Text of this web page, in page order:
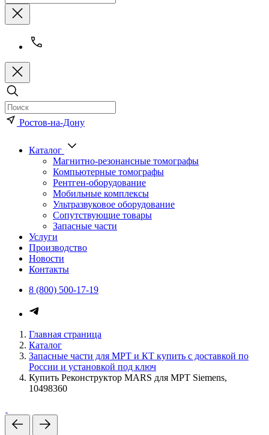
Ростов-на-Дону
Каталог
Магнитно-резонансные томографы
Компьютерные томографы
Рентген-оборудование
Мобильные комплексы
Ультразвуковое оборудование
Сопутствующие товары
Запасные части
Услуги
Производство
Новости
Контакты
8 (800) 500-17-19
Каталог медицинского
Главная страница
Каталог
Запасные части для МРТ и КТ купить с доставкой по
России и установкой под ключ
Купить Реконструктор MARS для МРТ Siemens,
10498360